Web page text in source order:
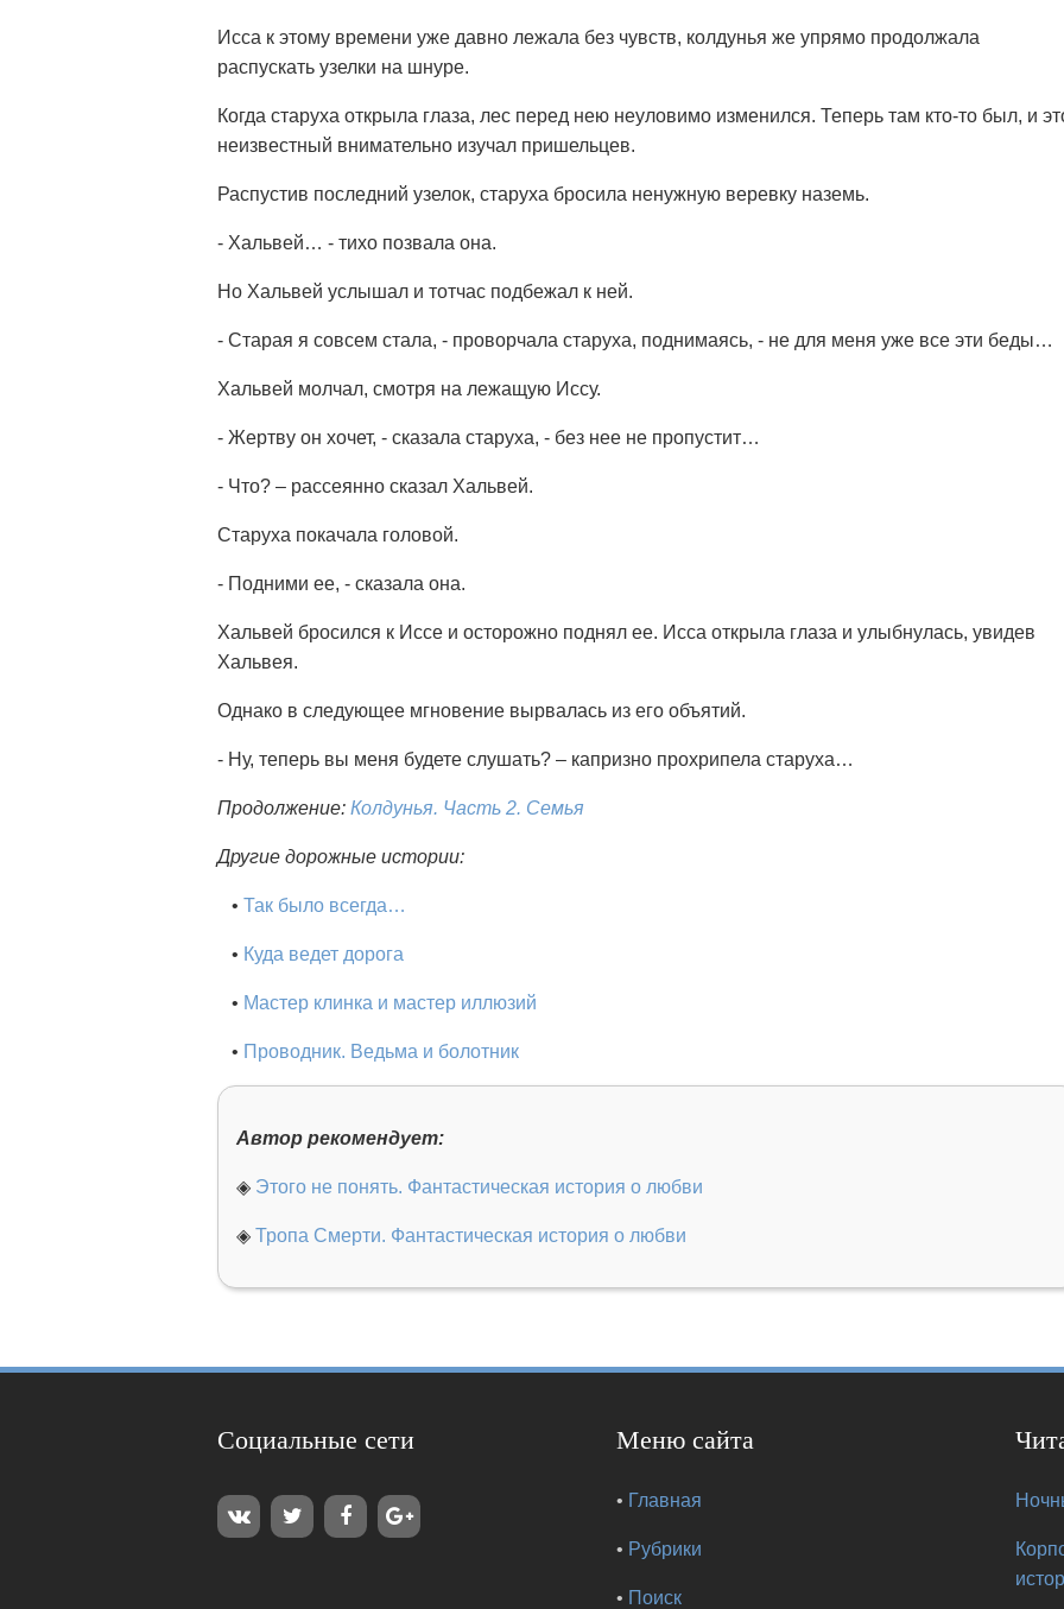
Исса к этому времени уже давно лежала без чувств, колдунья же упрямо продолжала
распускать узелки на шнуре.
Когда старуха открыла глаза, лес перед нею неуловимо изменился. Теперь там кто-то был, и
неизвестный внимательно изучал пришельцев.
Распустив последний узелок, старуха бросила ненужную веревку наземь.
- Хальвей… - тихо позвала она.
Но Хальвей услышал и тотчас подбежал к ней.
- Старая я совсем стала, - проворчала старуха, поднимаясь, - не для меня уже все эти беды…
Хальвей молчал, смотря на лежащую Иссу.
- Жертву он хочет, - сказала старуха, - без нее не пропустит…
- Что? – рассеянно сказал Хальвей.
Старуха покачала головой.
- Подними ее, - сказала она.
Хальвей бросился к Иссе и осторожно поднял ее. Исса открыла глаза и улыбнулась, увидев
Хальвея.
Однако в следующее мгновение вырвалась из его объятий.
- Ну, теперь вы меня будете слушать? – капризно прохрипела старуха…
Продолжение: Колдунья. Часть 2. Семья
Другие дорожные истории:
• Так было всегда…
• Куда ведет дорога
• Мастер клинка и мастер иллюзий
• Проводник. Ведьма и болотник
Автор рекомендует:
◈ Этого не понять. Фантастическая история о любви
◈ Тропа Смерти. Фантастическая история о любви
Социальные сети Меню сайта
• Главная
• Рубрики
• Поиск